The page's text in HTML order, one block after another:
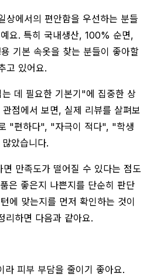
상에서의 편안함을 우선하는 분들
요. 특히 국내생산, 100% 순면,
기본 속옷을 찾는 분들이 좋아할
고 있어요.
데 필요한 기본기"에 집중한 상
점에서 보면, 실제 리뷰를 살펴보
"편하다", "자극이 적다", "학생
았습니다.
만족도가 떨어질 수 있다는 점도
은 좋은지 나쁜지를 단순히 판단
에 맞는지를 먼저 확인하는 것이
리하면 다음과 같아요.
라 피부 부담을 줄이기 좋아요.